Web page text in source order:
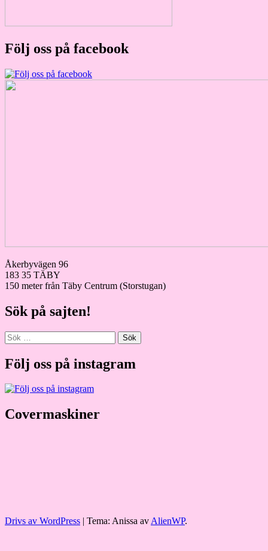
Följ oss på facebook
Åkerbyvägen 96
183 35 TÄBY
150 meter från Täby Centrum (Storstugan)
Sök på sajten!
Sök
efter:
Följ oss på instagram
Covermaskiner
Drivs av WordPress | Tema: Anissa av AlienWP.